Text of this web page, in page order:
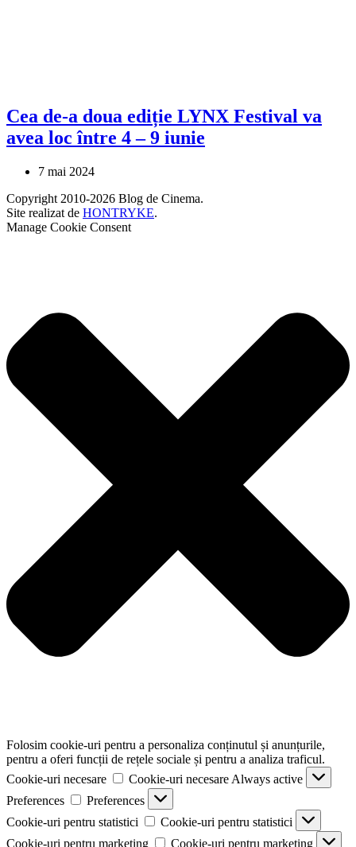
Cea de-a doua ediție LYNX Festival va
avea loc între 4 – 9 iunie
7 mai 2024
Copyright 2010-2026 Blog de Cinema.
Site realizat de HONTRYKE.
Manage Cookie Consent
Folosim cookie-uri pentru a personaliza conținutul și anunțurile,
pentru a oferi funcții de rețele sociale și pentru a analiza traficul.
Cookie-uri necesare
Cookie-uri necesare Always active
Preferences
Preferences
Cookie-uri pentru statistici
Cookie-uri pentru statistici
Cookie-uri pentru marketing
Cookie-uri pentru marketing